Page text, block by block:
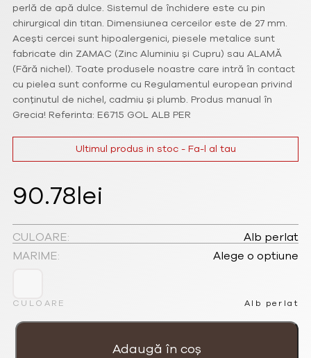
perlă de apă dulce. Sistemul de închidere este cu pin
chirurgical din titan. Dimensiunea cerceilor este de 27 mm.
Acești cercei sunt hipoalergenici, piesele metalice sunt
fabricate din ZAMAC (Zinc Aluminiu și Cupru) sau ALAMĂ
(Fără nichel). Toate produsele noastre care intră în contact
cu pielea sunt conforme cu Regulamentul european privind
conținutul de nichel, cadmiu și plumb. Produs manual în
Grecia! Referinta: E6715 GOL ALB PER
90.78lei
CULOARE Alb perlat
CULOARE:
Alb perlat
MARIME:
Alege o optiune
Ultimul produs in stoc - Fa-l al tau
Cantitate
Adaugă în coș